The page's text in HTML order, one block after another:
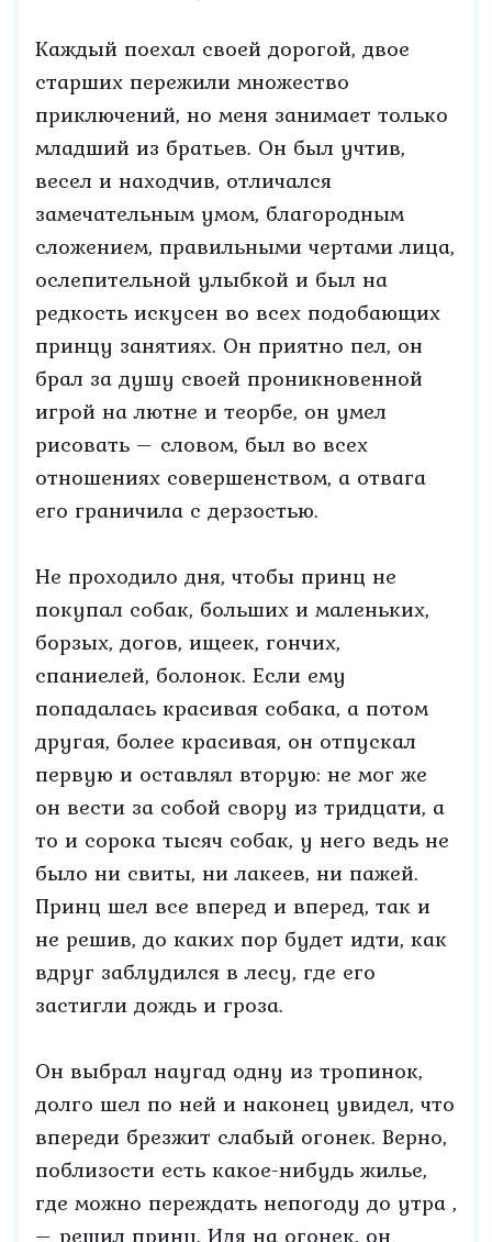
Каждый поехал своей дорогой, двое
старших пережили множество
приключений, но меня занимает только
младший из братьев. Он был учтив,
весел и находчив, отличался
замечательным умом, благородным
сложением, правильными чертами лица,
ослепительной улыбкой и был на
редкость искусен во всех подобающих
принцу занятиях. Он приятно пел, он
брал за душу своей проникновенной
игрой на лютне и теорбе, он умел
рисовать – словом, был во всех
отношениях совершенством, а отвага
его граничила с дерзостью.
Не проходило дня, чтобы принц не
покупал собак, больших и маленьких,
борзых, догов, ищеек, гончих,
спаниелей, болонок. Если ему
попадалась красивая собака, а потом
другая, более красивая, он отпускал
первую и оставлял вторую: не мог же
он вести за собой свору из тридцати, а
то и сорока тысяч собак, у него ведь не
было ни свиты, ни лакеев, ни пажей.
Принц шел все вперед и вперед, так и
не решив, до каких пор будет идти, как
вдруг заблудился в лесу, где его
застигли дождь и гроза.
Он выбрал наугад одну из тропинок,
долго шел по ней и наконец увидел, что
впереди брезжит слабый огонек. Верно,
поблизости есть какое-нибудь жилье,
где можно переждать непогоду до утра ,
– решил принц. Идя на огонек, он